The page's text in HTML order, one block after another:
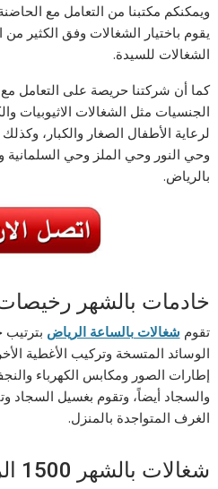
ويمكنكم مكتبنا من التعامل مع
يقوم باختيار الشغالات وفق الكثير
الشغالات للسيدة.
كما أن شركتنا حريصة على التعامل
الجنسيات مثل الشغالات الاثيوبيات
لرعاية الأطفال الصغار والكبار،
وحي النور وحي الملز وحي السلمانية
بالرياض.
خادمات بالشهر
تقوم شغالات بالساعة الرياض بترتيب
الوسائد المتسخة وتركيب الأغطية
إطارات الصور ومكابس الكهرباء
والسجاد أيضاً، وتقوم بغسيل السجاد
الغرف المتواجدة بالمنزل.
شغالات بالشهر 1500 الرياض